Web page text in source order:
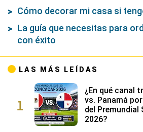
Cómo decorar mi casa si
La guía que necesitas para
con éxito
LAS MÁS LEÍDAS
1
¿En qué canal
vs. Panamá
del Premundial
2026?